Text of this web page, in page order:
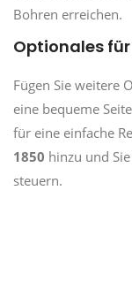
Bohren erreichen.
Optionales
Fügen Sie weitere
eine bequeme
für eine einfache
1850 hinzu und
steuern.